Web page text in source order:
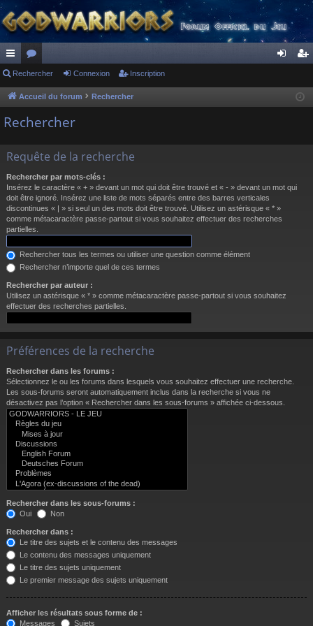
ac
co
ur
s
or
u
m
cri
Rechercher Connexion Inscription
Accueil du forum Rechercher
Rechercher
Requête de la recherche
Rechercher par mots-clés :
Insérez le caractère « + » devant un mot qui doit être trouvé et « - » devant un mot qui
doit être ignoré. Insérez une liste de mots séparés entre des barres verticales
discontinues « | » si seul un des mots doit être trouvé. Utilisez un astérisque « * »
comme métacaractère passe-partout si vous souhaitez effectuer des recherches
partielles.
Rechercher tous les termes ou utiliser une question comme élément
Rechercher n’importe quel de ces termes
Rechercher par auteur :
Utilisez un astérisque « * » comme métacaractère passe-partout si vous souhaitez
effectuer des recherches partielles.
Préférences de la recherche
Rechercher dans les forums :
Sélectionnez le ou les forums dans lesquels vous souhaitez effectuer une recherche.
Les sous-forums seront automatiquement inclus dans la recherche si vous ne
désactivez pas l’option « Rechercher dans les sous-forums » affichée ci-dessous.
Rechercher dans les sous-forums :
Oui
Non
Rechercher dans :
Le titre des sujets et le contenu des messages
Le contenu des messages uniquement
Le titre des sujets uniquement
Le premier message des sujets uniquement
Afficher les résultats sous forme de :
Messages
Sujets